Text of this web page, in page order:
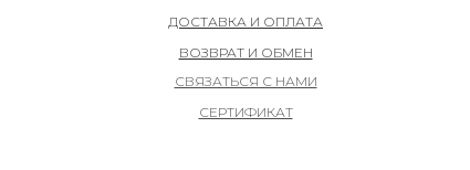
ДОСТАВКА И ОПЛАТА
ВОЗВРАТ И ОБМЕН
СВЯЗАТЬСЯ С НАМИ
СЕРТИФИКАТ